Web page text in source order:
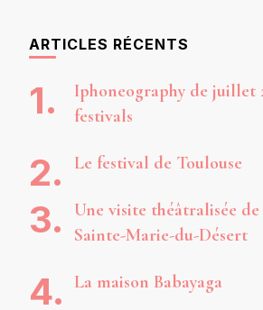
ARTICLES RÉCENTS
Iphoneography de juillet
festivals
Le festival de Toulouse
Une visite théâtralisée de
Sainte-Marie-du-Désert
La maison Babayaga